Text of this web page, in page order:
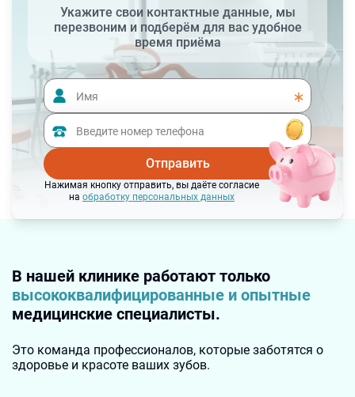
Укажите свои контактные данные, мы
перезвоним и подберём для вас удобное
время приёма
Отправить
Нажимая кнопку отправить, вы даёте согласие
на обработку персональных данных
В нашей клинике работают только
высококвалифицированные и опытные
медицинские специалисты.
Это команда профессионалов, которые заботятся о
здоровье и красоте ваших зубов.